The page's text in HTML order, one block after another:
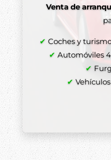
Venta de
✔ Coches y
✔ Automóviles
✔
✔
✔
✔